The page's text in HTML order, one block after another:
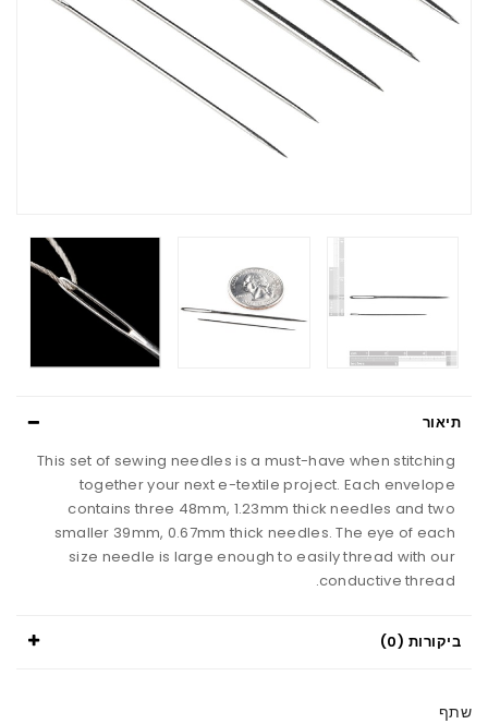
תיאור
This set of sewing needles is a must-have when stitching
together your next e-textile project. Each envelope
contains three 48mm, 1.23mm thick needles and two
smaller 39mm, 0.67mm thick needles. The eye of each
size needle is large enough to easily thread with our
conductive thread.
ביקורות (0)
שתף